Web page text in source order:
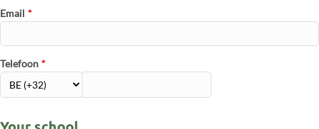
Email *
Telefoon *